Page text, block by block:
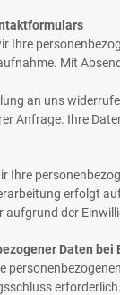
Ihre
Mit
an uns
Anfrage. Ihre
Ihre
erfolgt
aufgrund der
Daten bei